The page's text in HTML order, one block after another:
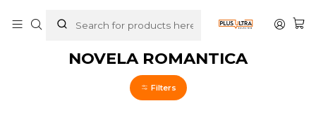
NOVELA ROMANTICA
Filters